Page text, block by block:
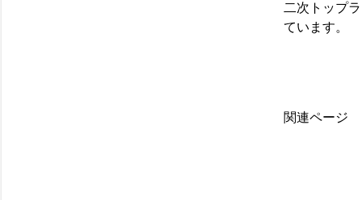
二次トップ
ています。
関連ページ